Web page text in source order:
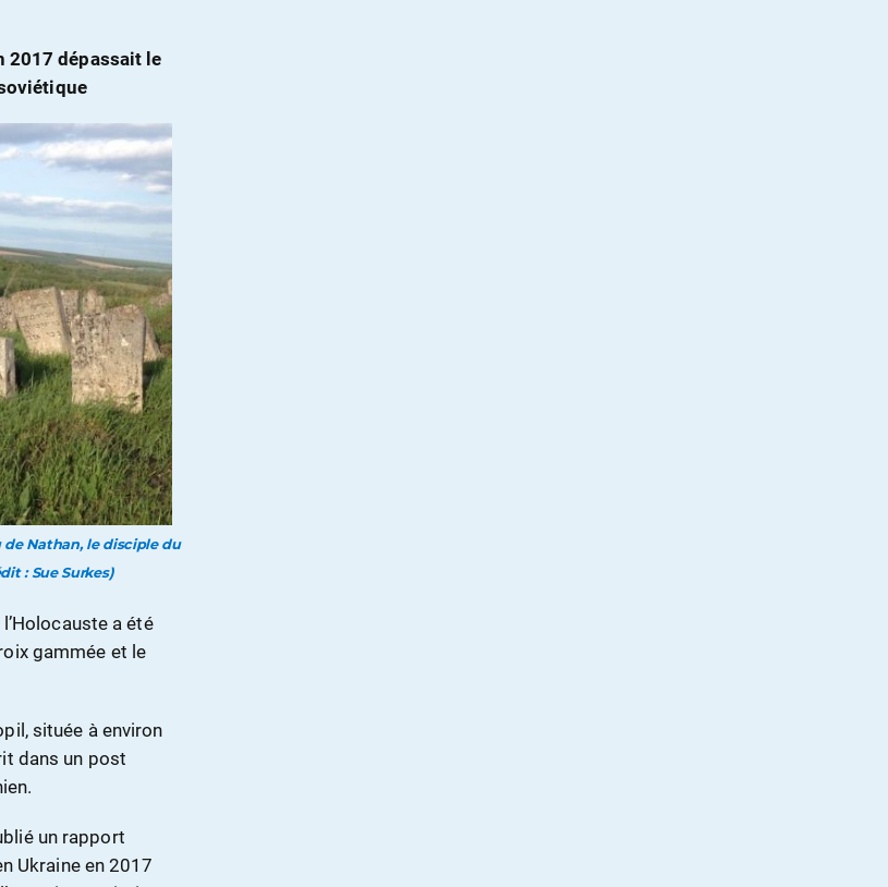
2017 dépassait le
Nathan, le disciple du
: Sue Surkes)
a été
gammée et le
située à environ
dans un post
un rapport
Ukraine en 2017